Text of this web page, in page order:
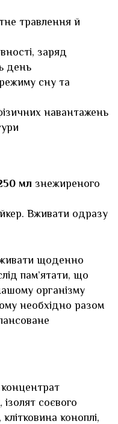
травлення й
заряд
день
сну та
навантажень
мл знежиреного
Вживати одразу
щоденно
пам’ятати, що
організму
необхідно разом
концентрат
соєвого
коноплі,